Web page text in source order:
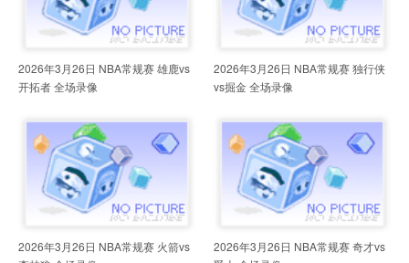
2026年3月26日 NBA常规赛 雄鹿vs
开拓者 全场录像
2026年3月26日 NBA常规赛 独行侠
vs掘金 全场录像
2026年3月26日 NBA常规赛 火箭vs
2026年3月26日 NBA常规赛 奇才vs